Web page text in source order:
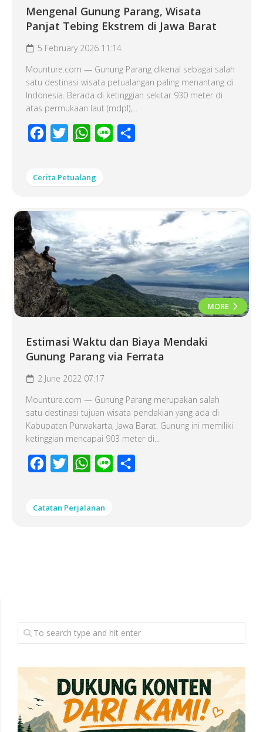
Mengenal Gunung Parang, Wisata
Panjat Tebing Ekstrem di Jawa Barat
5 February 2026 11:14
Mounture.com — Gunung Parang dikenal sebagai salah
satu destinasi wisata petualangan paling menantang di
Indonesia. Berada di ketinggian sekitar 930 meter di
atas permukaan laut (mdpl),...
Facebook
Twitter WhatsApp
Line
Cerita Petualang
MORE
Estimasi Waktu dan Biaya Mendaki
Gunung Parang via Ferrata
2 June 2022 07:17
Mounture.com — Gunung Parang merupakan salah
satu destinasi tujuan wisata pendakian yang ada di
Kabupaten Purwakarta, Jawa Barat. Gunung ini memiliki
ketinggian mencapai 903 meter di...
Facebook
Twitter WhatsApp
Line
Catatan Perjalanan